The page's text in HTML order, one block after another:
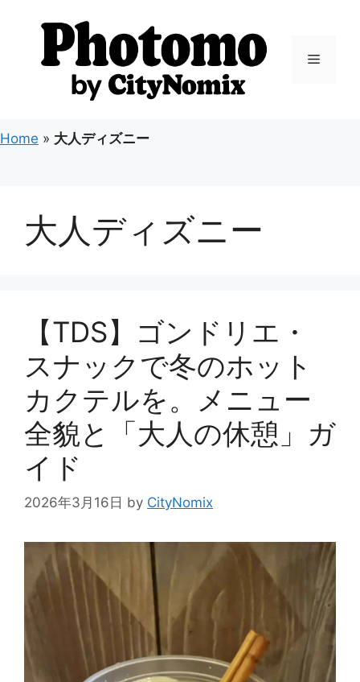
ス
キ
メ
Home » 大人ディズニー
大人ディズニー
【TDS】ゴンドリエ・
スナックで冬のホット
カクテルを。メニュー
全貌と「大人の休憩」ガ
イド
2026年3月16日 by CityNomix